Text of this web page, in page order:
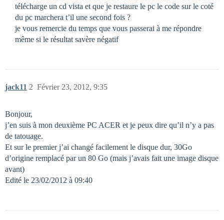
télécharge un cd vista et que je restaure le pc le code sur le coté
du pc marchera t’il une second fois ?
je vous remercie du temps que vous passerai à me répondre
même si le résultat savère négatif
jack11 Février 23, 2012, 9:35
2
Bonjour,
j’en suis à mon deuxième PC ACER et je peux dire qu’il n’y a pas
de tatouage.
Et sur le premier j’ai changé facilement le disque dur, 30Go
d’origine remplacé par un 80 Go (mais j’avais fait une image disque
avant)
Edité le 23/02/2012 à 09:40